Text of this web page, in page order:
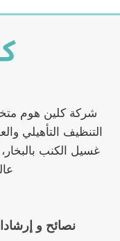
شركة كلين هوم
التنظيف التأهيلي
غسيل الكنب
نصائح و